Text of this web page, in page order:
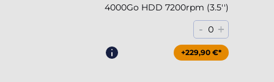
4000Go HDD 7200rpm (3.5'')
- 0 +
+229,90 €*